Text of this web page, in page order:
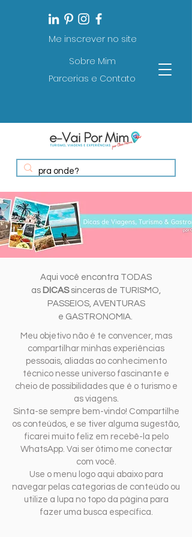
Me inscrever no site
Sobre Mim
Parcerias e Contato
Aqui você encontra TODAS
as DICASsinceras de TURISMO,
PASSEIOS, AVENTURAS
e GASTRONOMIA.
Meu objetivo não é te convencer, mas
compartilhar minhas experiências
pessoais, aliadas ao conhecimento
técnico nesse universo fascinante e
cheio de possibilidades que é o turismo e
as viagens.
Sinta-se sempre bem-vindo! Compartilhe
os conteúdos, e se tiver alguma sugestão,
ficarei muito feliz em recebê-la pelo
WhatsApp. Vai ser ótimo me conectar
com você.
Use o menu logo aqui abaixo para
navegar pelas categorias de conteúdo ou
utilize a lupa no topo da página para
fazer uma busca específica.